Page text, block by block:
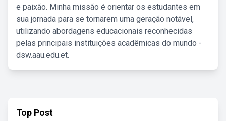
e paixão. Minha missão é orientar os estudantes em
sua jornada para se tornarem uma geração notável,
utilizando abordagens educacionais reconhecidas
pelas principais instituições acadêmicas do mundo -
dsw.aau.edu.et.
Top Post